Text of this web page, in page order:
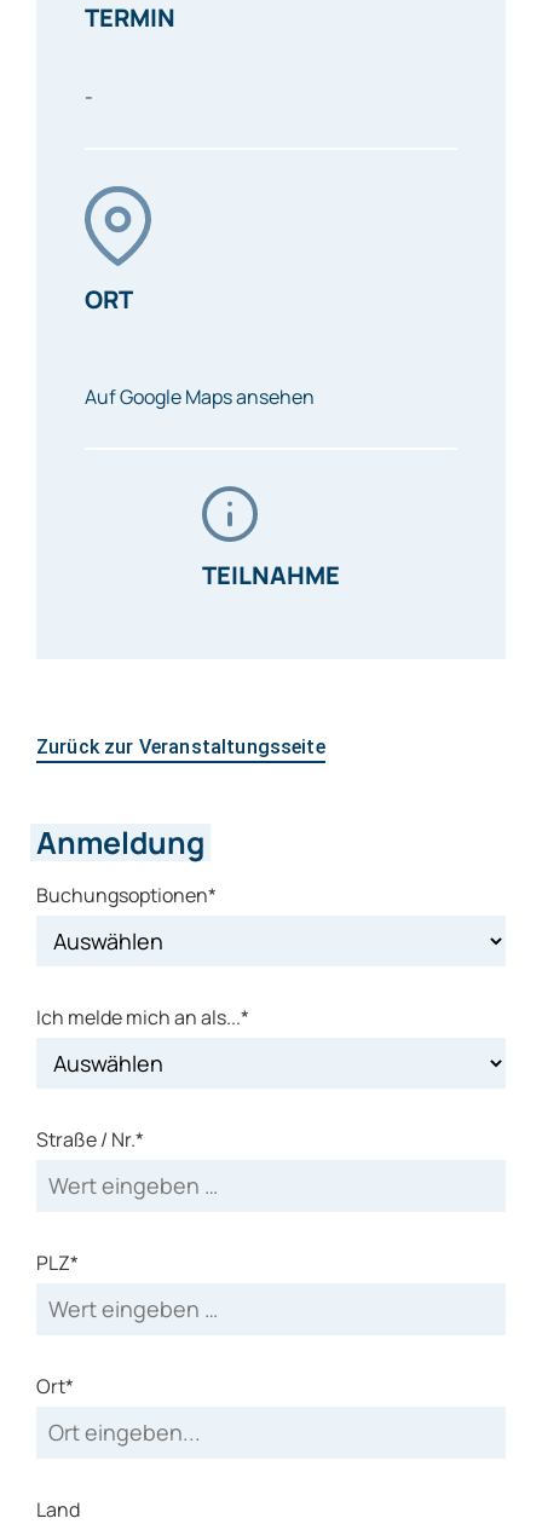
TERMIN
-
ORT
Auf Google Maps ansehen
TEILNAHME
Zurück zur Veranstaltungsseite
Anmeldung
Buchungsoptionen*
Ich melde mich an als...*
Straße / Nr.*
PLZ*
Ort*
Land